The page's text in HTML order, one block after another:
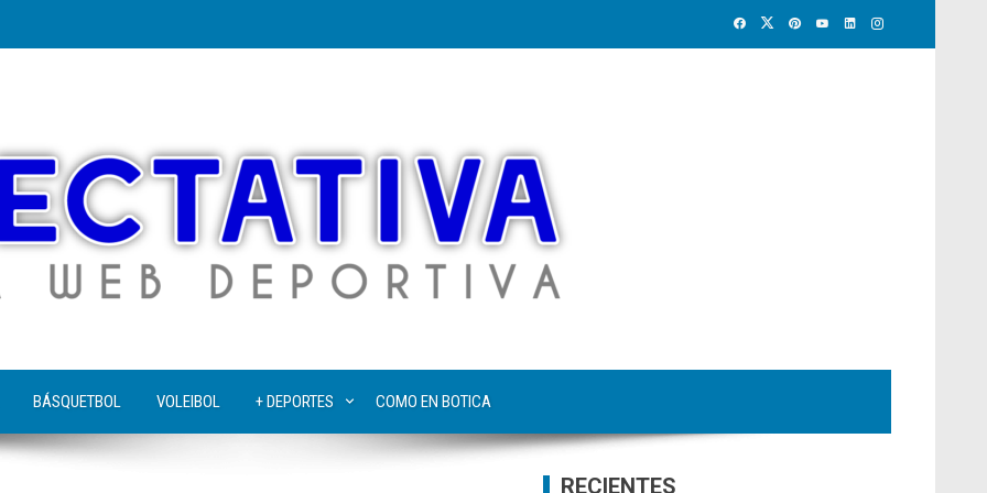
BÁSQUETBOL VOLEIBOL + DEPORTES COMO EN BOTICA
RECIENTES